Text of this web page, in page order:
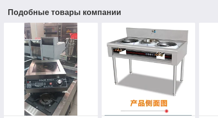
Подобные товары компании